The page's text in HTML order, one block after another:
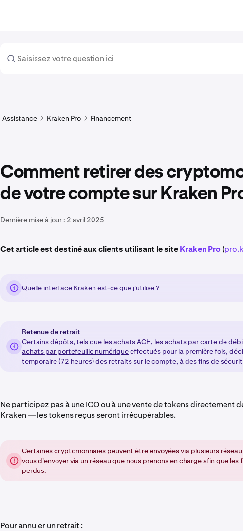
Assistance Kraken Pro Financement
Comment retirer des
de votre compte sur Kraken
Dernière mise à jour : 2 avril 2025
Cet article est destiné aux clients utilisant le siteKraken Pro (
Quelle interface Kraken est-ce que j'utilise ?
Retenue de retrait
Certains dépôts, tels que lesachats ACH, lesachats par carte de
achats par portefeuille numériqueeffectués pour la première fois,
temporaire (72 heures) des retraits sur le compte, à des fins de
Ne participez pas à une ICO ou à une vente de tokens directement
Kraken — les tokens reçus seront irrécupérables.
Certaines cryptomonnaies peuvent être envoyées via plusieurs
vous d'envoyer via un réseau que nous prenons en chargeafin que les
perdus.
Pour annuler un retrait :